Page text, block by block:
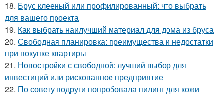
18. Брус клееный или профилированный: что выбрать
для вашего проекта
19. Как выбрать наилучший материал для дома из бруса
20. Свободная планировка: преимущества и недостатки
при покупке квартиры
21. Новостройки с свободной: лучший выбор для
инвестиций или рискованное предприятие
22. По совету подруги попробовала пилинг для кожи